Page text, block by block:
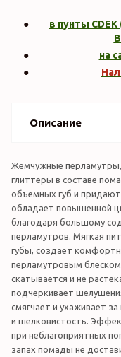
в пунты
на
Описание
Жемчужные
глиттеры в составе
объемных губ и
обладает повышенной
благодаря большому
перламутров. Мягкая
губы, создает
перламутровым
скатывается и не
подчеркивает
смягчает и ухаживает
и шелковистость.
при неблагоприятных
запах помады не